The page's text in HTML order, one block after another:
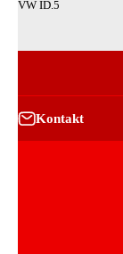
VW ID.5
Kontakt